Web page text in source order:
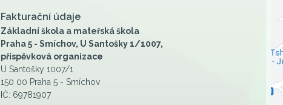
Fakturační údaje
Základní škola a mateřská škola
Praha 5 - Smíchov, U Santošky 1/1007,
příspěvková organizace
U Santošky 1007/1
150 00 Praha 5 - Smíchov
IČ: 69781907